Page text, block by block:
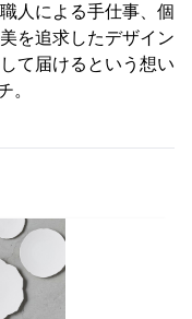
人による手仕事、個
を追求したデザイン
て届けるという想い
。